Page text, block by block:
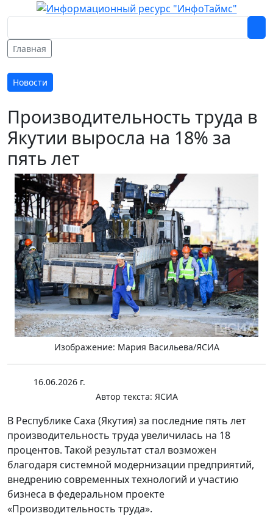
Главная
Новости
Производительность труда в
Якутии выросла на 18% за
пять лет
Изображение: Мария Васильева/ЯСИА
16.06.2026 г.
Автор текста: ЯСИА
В Республике Саха (Якутия) за последние пять лет
производительность труда увеличилась на 18
процентов. Такой результат стал возможен
благодаря системной модернизации предприятий,
внедрению современных технологий и участию
бизнеса в федеральном проекте
«Производительность труда».